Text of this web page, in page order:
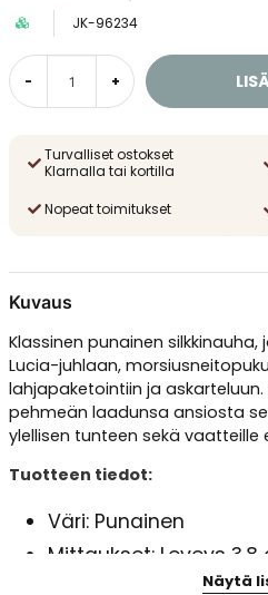
JK-96234
- +
Turvalliset ostokset
Klarnalla tai kortilla
Nopeat toimitukset
Kuvaus
Klassinen punainen
Lucia-juhlaan,
lahjapaketointiin ja askarteluun.
pehmeän laadunsa ansiosta
ylellisen tunteen sekä vaatteille
Tuotteen tiedot:
Väri: Punainen
Mittaukset: Leveys
Materiaali: KiiltäväNäytä